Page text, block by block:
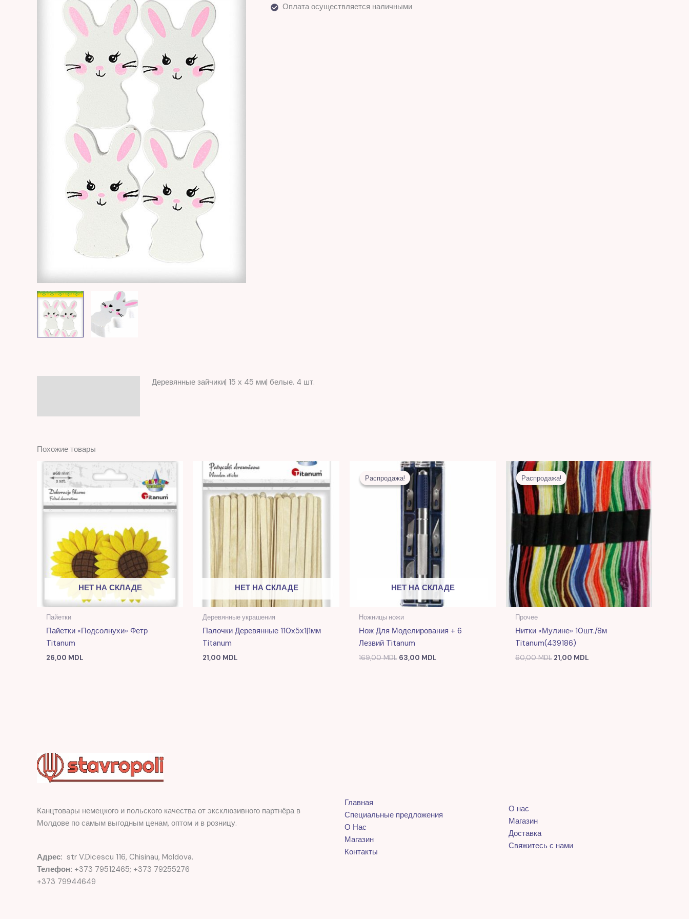
Оплата осуществляется наличными
Деревянные зайчики| 15 х 45 мм| белые. 4 шт.
Похожие товары
НЕТ НА СКЛАДЕ
Пайетки
Пайетки «Подсолнухи» Фетр
Titanum
26,00 MDL
НЕТ НА СКЛАДЕ
Деревянные украшения
Палочки Деревянные 110х5х1|1мм
Titanum
21,00 MDL
Распродажа!
НЕТ НА СКЛАДЕ
Распродажа!
Ножницы ножи
Нож Для Моделирования + 6
Лезвий Titanum
169,00MDL
Первоначальная
цена
составляла
169,00 MDL.
63,00 MDL
Текущая
цена:
63,00 MDL.
Распродажа!
Распродажа!
Прочее
Нитки «Мулине» 10шт./8м
Titanum(439186)
60,00MDL
Первоначальная
цена
составляла
60,00 MDL.
21,00 MDL
Текущая
цена:
21,00 MDL.
Канцтовары немецкого и польского качества от эксклюзивного партнёра в
Молдове по самым выгодным ценам, оптом и в розницу.
Адрес: str V.Dicescu 116, Chisinau, Moldova.
Телефон: +373 79512465; +373 79255276
+373 79944649
Главная
Специальные предложения
О Нас
Магазин
Контакты
О нас
Магазин
Доставка
Свяжитесь с нами